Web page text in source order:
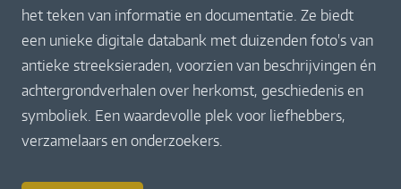
het teken van informatie en documentatie. Ze biedt
een unieke digitale databank met duizenden foto's van
antieke streeksieraden, voorzien van beschrijvingen én
achtergrondverhalen over herkomst, geschiedenis en
symboliek. Een waardevolle plek voor liefhebbers,
verzamelaars en onderzoekers.